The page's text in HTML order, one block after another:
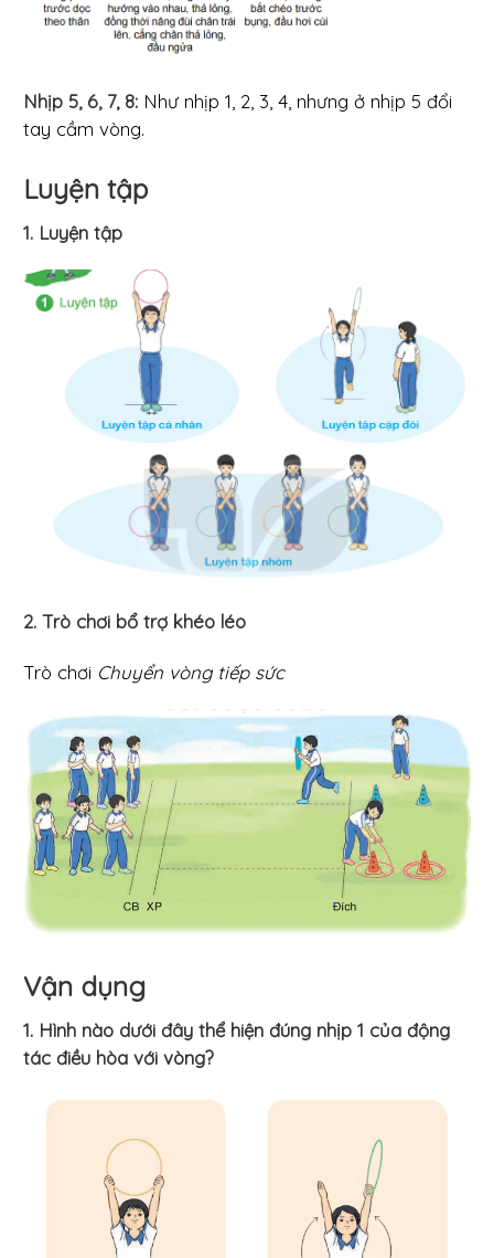
Nhịp 5, 6, 7, 8: Như nhịp 1, 2, 3, 4, nhưng ở nhịp 5 đổi
tay cầm vòng.
Luyện tập
1. Luyện tập
2. Trò chơi bổ trợ khéo léo
Trò chơi Chuyển vòng tiếp sức
Vận dụng
1. Hình nào dưới đây thể hiện đúng nhịp 1 của động
tác điều hòa với vòng?